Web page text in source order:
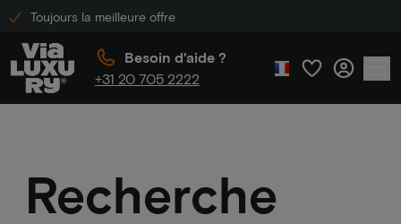
Toujours la meilleure offre
Besoin d'aide ?
+31 20 705 2222
Recherche